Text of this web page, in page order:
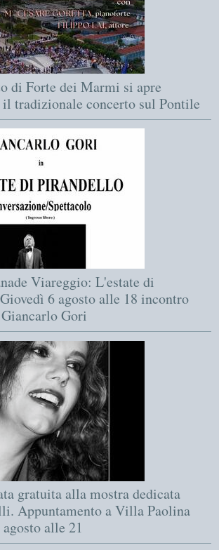
di Forte dei Marmi si apre
tradizionale concerto sul Pontile
Viareggio: L'estate di
6 agosto alle 18 incontro
Gori
gratuita alla mostra dedicata
Appuntamento a Villa Paolina
alle 21